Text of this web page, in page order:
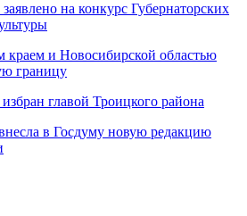
на конкурс Губернаторских
и Новосибирской областью
границу
главой Троицкого района
в Госдуму новую редакцию